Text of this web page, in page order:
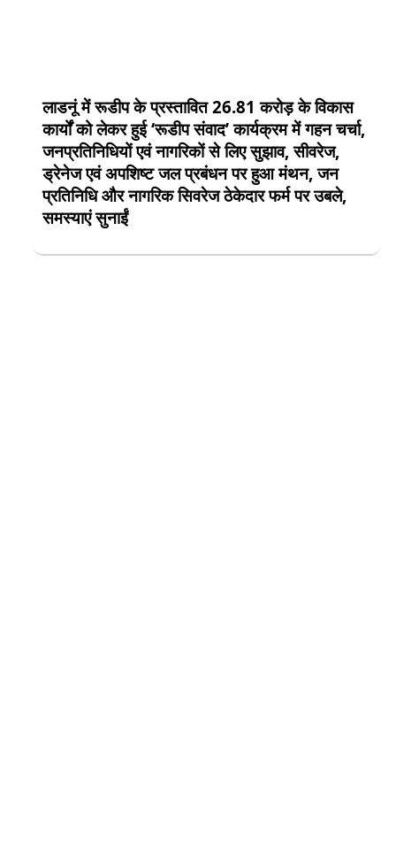
लाडनूं में रूडीप के प्रस्तावित 26.81 करोड़ के विकास
कार्यों को लेकर हुई ‘रूडीप संवाद’ कार्यक्रम में गहन चर्चा,
जनप्रतिनिधियों एवं नागरिकों से लिए सुझाव, सीवरेज,
ड्रेनेज एवं अपशिष्ट जल प्रबंधन पर हुआ मंथन, जन
प्रतिनिधि और नागरिक सिवरेज ठेकेदार फर्म पर उबले,
समस्याएं सुनाईं